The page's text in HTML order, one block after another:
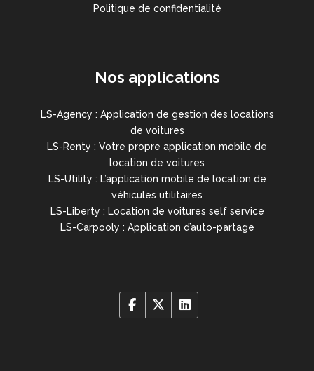
Politique de confidentialité
Nos applications
LS-Agency : Application de gestion des locations
de voitures
LS-Renty : Votre propre application mobile de
location de voitures
LS-Utility : L’application mobile de location de
véhicules utilitaires
LS-Liberty : Location de voitures self service
LS-Carpooly : Application d’auto-partage